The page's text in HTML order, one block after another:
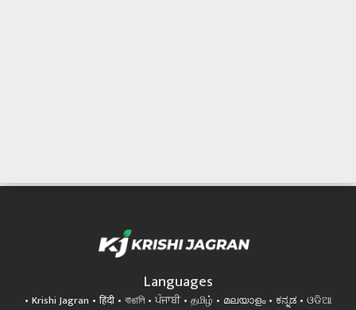
Languages
Krishi Jagran हिंदी বাঙালি ਪੰਜਾਬੀ தமிழ் മലയാളം ಕನ್ನಡ
ଓଡିଆ